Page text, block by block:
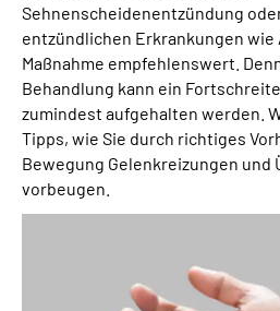
Sehnenscheidenentzündung
entzündlichen Erkrankungen
Maßnahme empfehlenswert.
Behandlung kann ein
zumindest aufgehalten werden.
Tipps, wie Sie durch richtiges
Bewegung Gelenkreizungen und
vorbeugen.